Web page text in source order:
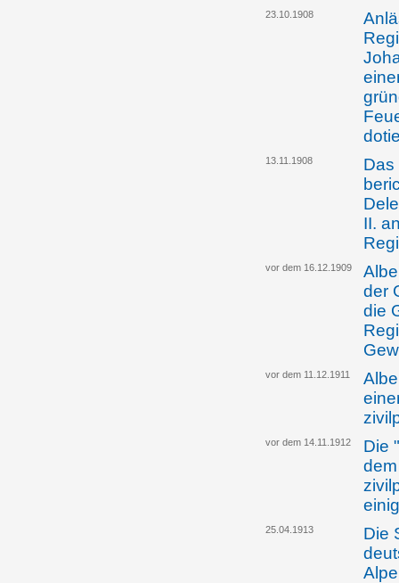
23.10.1908
13.11.1908
Das
II.
vor dem 16.12.1909
der
die
vor dem 11.12.1911
vor dem 14.11.1912
Die
25.04.1913
Die